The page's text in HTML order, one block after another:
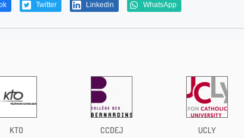
Twitter Linkedin WhatsApp
KTO CCDEJ UCLY